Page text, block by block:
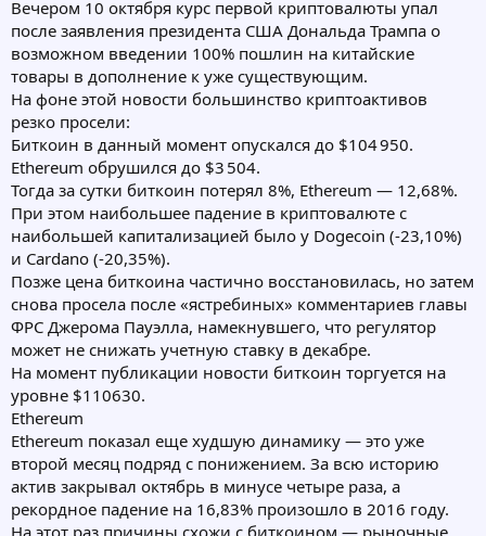
Вечером 10 октября курс первой криптовалюты упал
после заявления президента США Дональда Трампа о
возможном введении 100% пошлин на китайские
товары в дополнение к уже существующим.
На фоне этой новости большинство криптоактивов
резко просели:
Биткоин в данный момент опускался до $104 950.
Ethereum обрушился до $3 504.
Тогда за сутки биткоин потерял 8%, Ethereum — 12,68%.
При этом наибольшее падение в криптовалюте с
наибольшей капитализацией было у Dogecoin (-23,10%)
и Cardano (-20,35%).
Позже цена биткоина частично восстановилась, но затем
снова просела после «ястребиных» комментариев главы
ФРС Джерома Пауэлла, намекнувшего, что регулятор
может не снижать учетную ставку в декабре.
На момент публикации новости биткоин торгуется на
уровне $110630.
Ethereum
Ethereum показал еще худшую динамику — это уже
второй месяц подряд с понижением. За всю историю
актив закрывал октябрь в минусе четыре раза, а
рекордное падение на 16,83% произошло в 2016 году.